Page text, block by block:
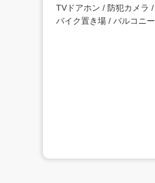
TVドアホン
防犯カメラ
バイク置き場
バルコニー